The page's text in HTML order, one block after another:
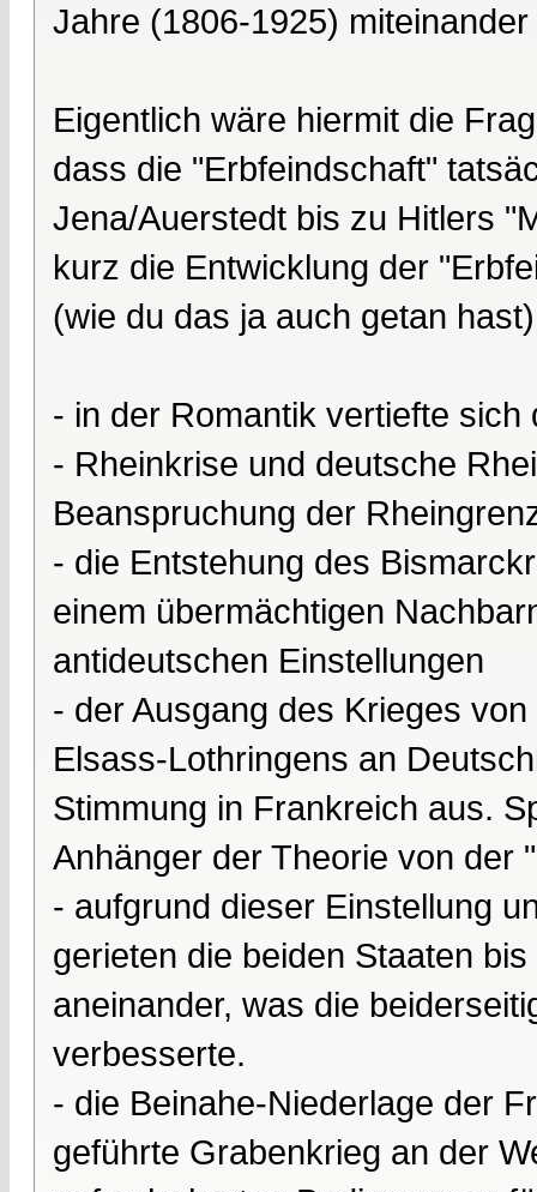
Jahre (1806-1925)
Eigentlich wäre hiermit die
dass die "Erbfeindschaft"
Jena/Auerstedt bis zu Hitlers
kurz die Entwicklung der
(wie du das ja auch getan
- in der Romantik vertiefte
- Rheinkrise und deutsche
Beanspruchung der
- die Entstehung des
einem übermächtigen
antideutschen Einstellungen
- der Ausgang des Krieges
Elsass-Lothringens an
Stimmung in Frankreich aus.
Anhänger der Theorie von der
- aufgrund dieser Einstellung
gerieten die beiden Staaten
aneinander, was die
verbesserte.
- die Beinahe-Niederlage der
geführte Grabenkrieg an der